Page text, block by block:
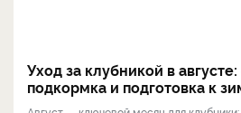
Уход за клубникой в
подкормка и подготовка к